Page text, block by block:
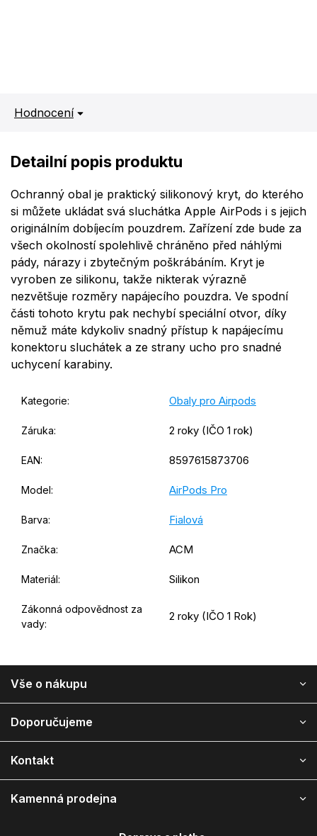
Hodnocení
Detailní popis produktu
Ochranný obal je praktický silikonový kryt, do kterého
si můžete ukládat svá sluchátka Apple AirPods i s jejich
originálním dobíjecím pouzdrem. Zařízení zde bude za
všech okolností spolehlivě chráněno před náhlými
pády, nárazy i zbytečným poškrábáním. Kryt je
vyroben ze silikonu, takže nikterak výrazně
nezvětšuje rozměry napájecího pouzdra. Ve spodní
části tohoto krytu pak nechybí speciální otvor, díky
němuž máte kdykoliv snadný přístup k napájecímu
konektoru sluchátek a ze strany ucho pro snadné
uchycení karabiny.
Kategorie: Obaly pro Airpods
Záruka: 2 roky (IČO 1 rok)
EAN: 8597615873706
Model: AirPods Pro
Barva: Fialová
Značka: ACM
Materiál: Silikon
Zákonná odpovědnost za
vady:
2 roky (IČO 1 Rok)
p
Vše o nákupu
Doporučujeme
Kontakt
Kamenná prodejna